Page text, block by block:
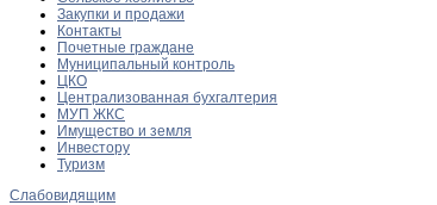
Закупки и продажи
Контакты
Почетные граждане
Муниципальный контроль
ЦКО
Централизованная бухгалтерия
МУП ЖКС
Имущество и земля
Инвестору
Туризм
Слабовидящим